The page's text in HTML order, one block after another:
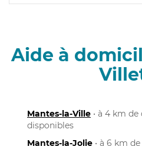
Aide à
Mantes-la-Ville • à 4 km
disponibles
Mantes-la-Jolie • à 6 km